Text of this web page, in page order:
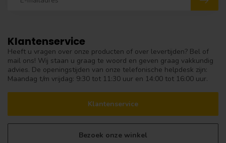
Klantenservice
Heeft u vragen over onze producten of over levertijden? Bel of
mail ons! Wij staan u graag te woord en geven graag vakkundig
advies. De openingstijden van onze telefonische helpdesk zijn:
Maandag t/m vrijdag: 9:30 tot 11:30 uur en 14:00 tot 16:00 uur.
Klantenservice
Bezoek onze winkel